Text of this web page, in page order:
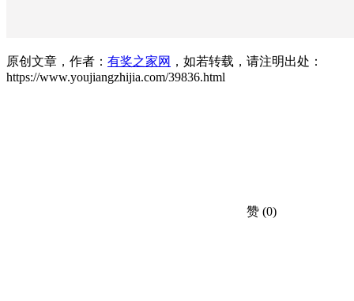
原创文章，作者： 有奖之家网 ，如若转载，请注明出处：
https://www.youjiangzhijia.com/39836.html
赞 (0)